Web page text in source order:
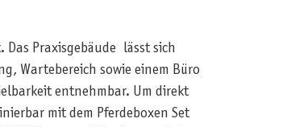
Praxisgebäude lässt sich
Wartebereich sowie einem Büro
entnehmbar. Um direkt
mit dem Pferdeboxen Set